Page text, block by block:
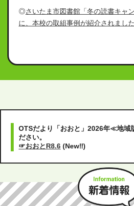
◎さいたま市図書館「冬の読書キャ
に、本校の取組事例が紹介されました
OTSだより「おおと」2026年≪地域
ださい。
☞おおとR8.6 (New‼)